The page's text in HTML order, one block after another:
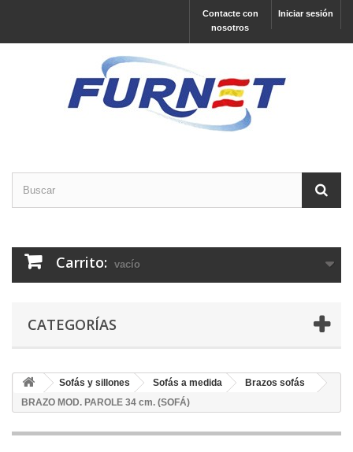
Iniciar sesión
Contacte con
nosotros
Carrito: vacío
CATEGORÍAS
Sofás y sillones Sofás a medida
Brazos sofás
BRAZO MOD. PAROLE 34 cm. (SOFÁ)